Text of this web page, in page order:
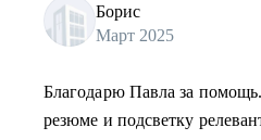
Борис
Март 2025
Благодарю Павла за
резюме и подсветку